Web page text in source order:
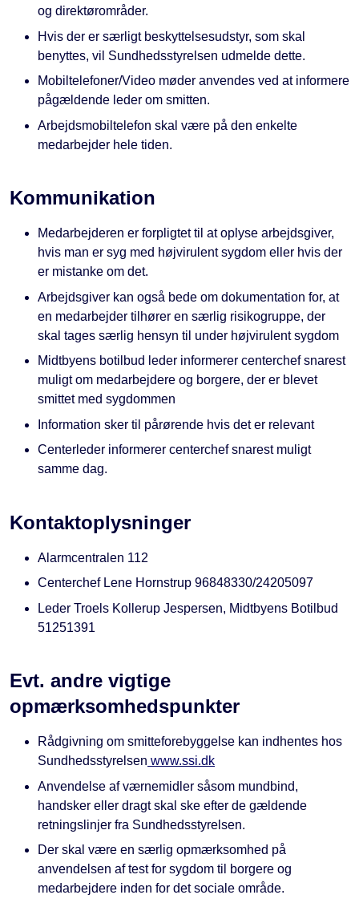
og direktørområder.
Hvis der er særligt beskyttelsesudstyr, som skal
benyttes, vil Sundhedsstyrelsen udmelde dette.
Mobiltelefoner/Video møder anvendes ved at informere
pågældende leder om smitten.
Arbejdsmobiltelefon skal være på den enkelte
medarbejder hele tiden.
Kommunikation
Medarbejderen er forpligtet til at oplyse arbejdsgiver,
hvis man er syg med højvirulent sygdom eller hvis der
er mistanke om det.
Arbejdsgiver kan også bede om dokumentation for, at
en medarbejder tilhører en særlig risikogruppe, der
skal tages særlig hensyn til under højvirulent sygdom
Midtbyens botilbud leder informerer centerchef snarest
muligt om medarbejdere og borgere, der er blevet
smittet med sygdommen
Information sker til pårørende hvis det er relevant
Centerleder informerer centerchef snarest muligt
samme dag.
Kontaktoplysninger
Alarmcentralen 112
Centerchef Lene Hornstrup 96848330/24205097
Leder Troels Kollerup Jespersen, Midtbyens Botilbud
51251391
Evt. andre vigtige
opmærksomhedspunkter
Rådgivning om smitteforebyggelse kan indhentes hos
Sundhedsstyrelsen www.ssi.dk
Anvendelse af værnemidler såsom mundbind,
handsker eller dragt skal ske efter de gældende
retningslinjer fra Sundhedsstyrelsen.
Der skal være en særlig opmærksomhed på
anvendelsen af test for sygdom til borgere og
medarbejdere inden for det sociale område.